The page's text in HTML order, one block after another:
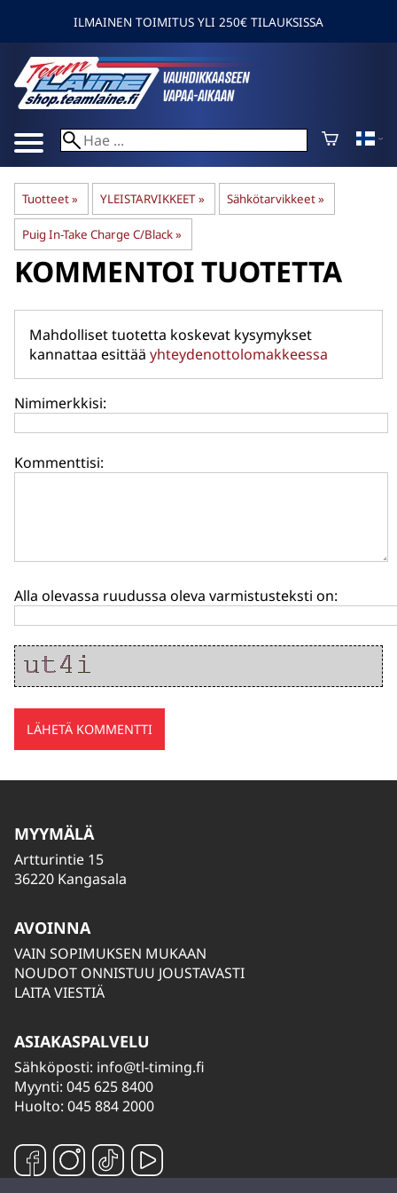
ILMAINEN TOIMITUS YLI 250€ TILAUKSISSA
Tuotteet‪» YLEISTARVIKKEET ‪» Sähkötarvikkeet‪»
Puig In-Take Charge C/Black‪»
KOMMENTOI TUOTETTA
Mahdolliset tuotetta koskevat kysymykset
kannattaa esittää yhteydenottolomakkeessa
Nimimerkkisi:
Kommenttisi:
Alla olevassa ruudussa oleva varmistusteksti on:
MYYMÄLÄ
Artturintie 15
36220 Kangasala
AVOINNA
VAIN SOPIMUKSEN MUKAAN
NOUDOT ONNISTUU JOUSTAVASTI
LAITA VIESTIÄ
ASIAKASPALVELU
Sähköposti: info@tl-timing.fi
Myynti: 045 625 8400
Huolto: 045 884 2000